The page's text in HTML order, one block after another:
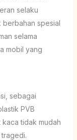
selaku
berbahan spesial
selama
mobil yang
sebagai
PVB
tidak mudah